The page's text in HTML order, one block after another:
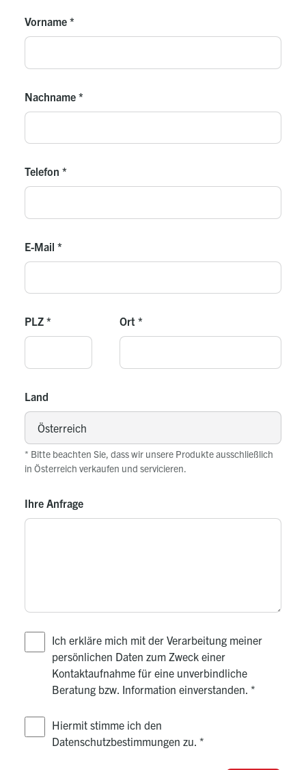
Vorname *
Nachname *
Telefon *
E-Mail *
PLZ * Ort *
Land
* Bitte beachten Sie, dass wir unsere Produkte ausschließlich
in Österreich verkaufen und servicieren.
Ihre Anfrage
Ich erkläre mich mit der Verarbeitung meiner
persönlichen Daten zum Zweck einer
Kontaktaufnahme für eine unverbindliche
Beratung bzw. Information einverstanden. *
Hiermit stimme ich den
Datenschutzbestimmungen zu. *